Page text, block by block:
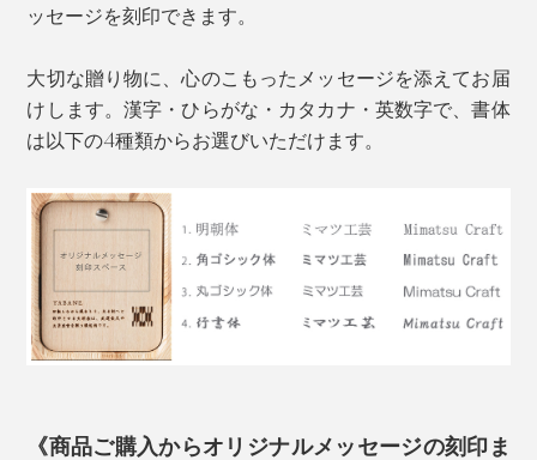
杉本来の色合いである、赤い芯材と白い辺材のグラデー
ションを、職人たちが、巧みに組み上げた模様は、なん
とも美しい。
「ko NENRIN」の模様は、古来から縁起がいいとされ
る「吉祥文様」。「波紋」と「縞」の2種類です。
ッセージを刻印できます。
大切な贈り物に、心のこもったメッセージを添えてお届
けします。漢字・ひらがな・カタカナ・英数字で、書体
は以下の4種類からお選びいただけます。
《商品ご購入からオリジナルメッセージの刻印ま